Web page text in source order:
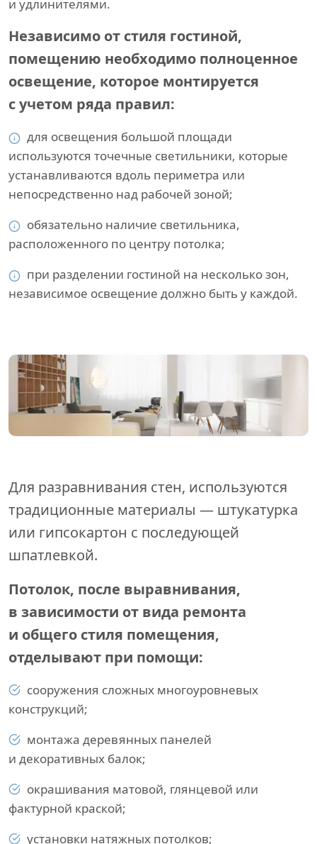
и удлинителями.
Независимо от стиля гостиной,
помещению необходимо полноценное
освещение, которое монтируется
с учетом ряда правил:
для освещения большой площади
используются точечные светильники, которые
устанавливаются вдоль периметра или
непосредственно над рабочей зоной;
обязательно наличие светильника,
расположенного по центру потолка;
при разделении гостиной на несколько зон,
независимое освещение должно быть у каждой.
Для разравнивания стен, используются
традиционные материалы — штукатурка
или гипсокартон с последующей
шпатлевкой.
Потолок, после выравнивания,
в зависимости от вида ремонта
и общего стиля помещения,
отделывают при помощи:
сооружения сложных многоуровневых
конструкций;
монтажа деревянных панелей
и декоративных балок;
окрашивания матовой, глянцевой или
фактурной краской;
установки натяжных потолков;